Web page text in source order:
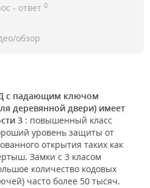
- ответ 0
обзор
с падающим ключом
деревянной двери) имеет
3 : повышенный класс
уровень защиты от
открытия таких как
Замки с 3 класом
количество кодовых
часто более 50 тысяч.